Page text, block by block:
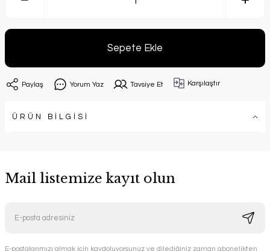
Sepete Ekle
Paylaş Yorum Yaz Tavsiye Et Karşılaştır
ÜRÜN BİLGİSİ
Mail listemize kayıt olun
E-postalarımızı almak için kaydoluyorsunuz ve dilediğiniz zaman abonelikten